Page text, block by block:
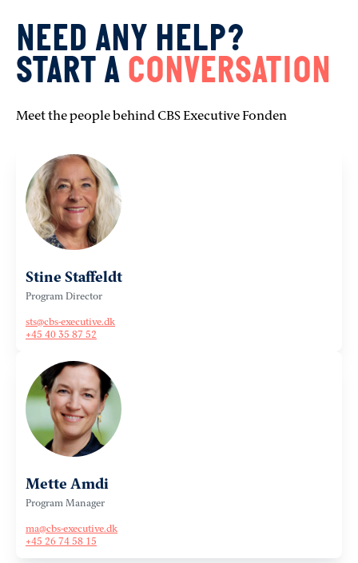
NEED ANY HELP?
START A CONVERSATION
Meet the people behind CBS Executive Fonden
Stine Staffeldt
Program Director
sts@cbs-executive.dk
+45 40 35 87 52
Mette Amdi
Program Manager
ma@cbs-executive.dk
+45 26 74 58 15